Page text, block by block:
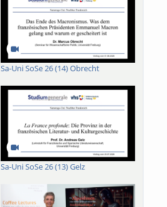
Sa-Uni SoSe 26 (14) Obrecht
Sa-Uni SoSe 26 (13) Gelz